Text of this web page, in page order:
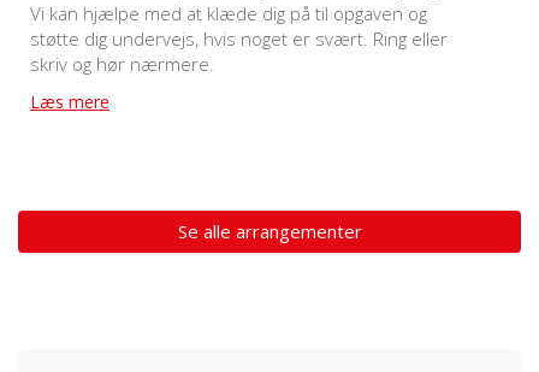
Vi kan hjælpe med at klæde dig på til opgaven og
støtte dig undervejs, hvis noget er svært. Ring eller
skriv og hør nærmere.
Læs mere
Se alle arrangementer